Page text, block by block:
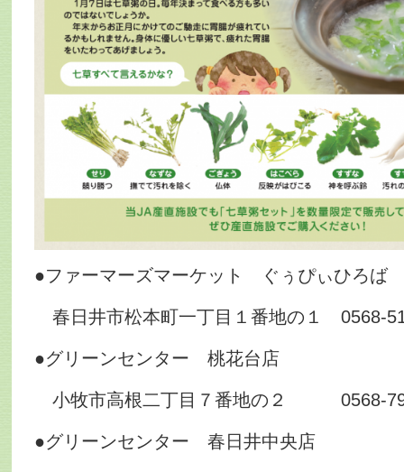
●ファーマーズマーケット ぐぅぴぃひろば
春日井市松本町一丁目１番地の１ 0568-
●グリーンセンター 桃花台店
小牧市高根二丁目７番地の２ 0568-
●グリーンセンター 春日井中央店